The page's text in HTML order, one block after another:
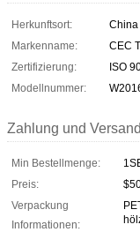
Herkunftsort:
China
Markenname:
CEC
Zertifizierung:
ISO
Modellnummer:
Zahlung und
Min Bestellmenge:
Preis:
Verpackung
Informationen: